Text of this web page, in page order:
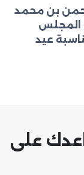
بن محمد
المجلس
عيد
على